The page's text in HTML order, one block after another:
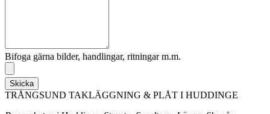
Bifoga gärna bilder, handlingar, ritningar m.m.
Skicka
TRÅNGSUND TAKLÄGGNING & PLÅT I HUDDINGE